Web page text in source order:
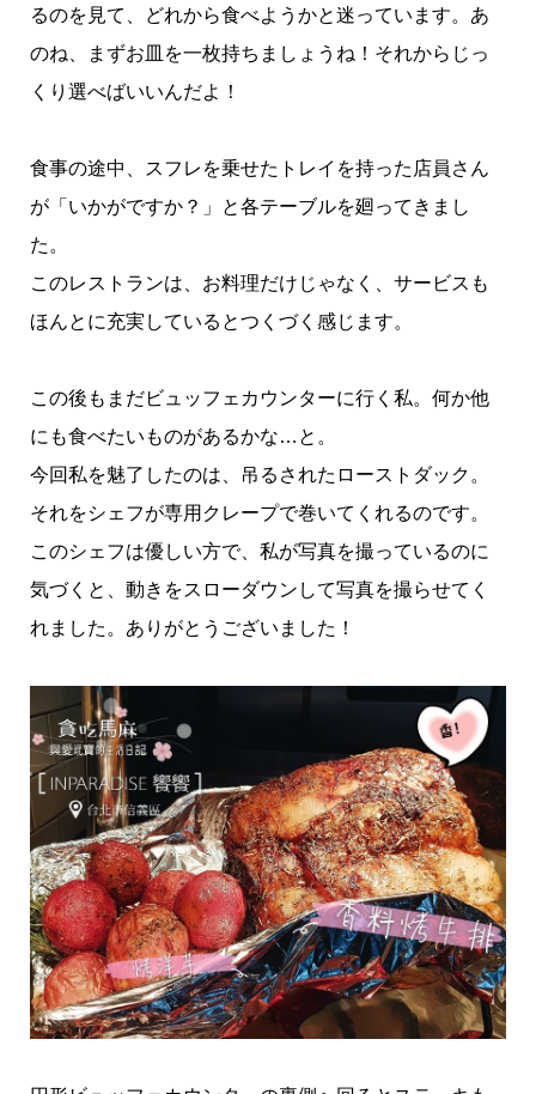
るのを見て、どれから食べようかと迷っています。あ
のね、まずお皿を一枚持ちましょうね！それからじっ
くり選べばいいんだよ！
食事の途中、スフレを乗せたトレイを持った店員さん
が「いかがですか？」と各テーブルを廻ってきまし
た。
このレストランは、お料理だけじゃなく、サービスも
ほんとに充実しているとつくづく感じます。
この後もまだビュッフェカウンターに行く私。何か他
にも食べたいものがあるかな…と。
今回私を魅了したのは、吊るされたローストダック。
それをシェフが専用クレープで巻いてくれるのです。
このシェフは優しい方で、私が写真を撮っているのに
気づくと、動きをスローダウンして写真を撮らせてく
れました。ありがとうございました！